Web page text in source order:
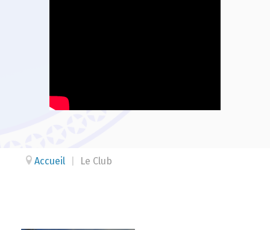
Accueil Le Club